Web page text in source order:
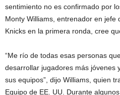
sentimiento no es confirmado por
Monty Williams, entrenador en jefe
Knicks en la primera ronda, cree
“Me río de todas esas personas
desarrollar jugadores más jóvenes
sus equipos”, dijo Williams, quien
Equipo de EE. UU. Durante